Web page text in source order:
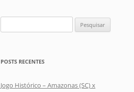
por:
POSTS RECENTES
Jogo Histórico – Amazonas (SC) x